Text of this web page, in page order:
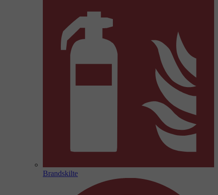
Brandskilte